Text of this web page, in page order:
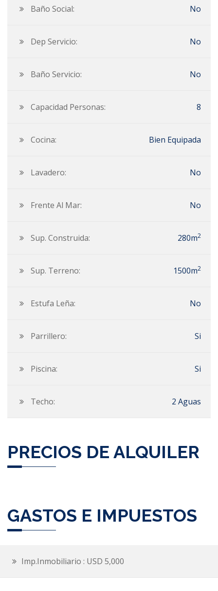
Baño Social: No
Dep Servicio: No
Baño Servicio: No
Capacidad Personas: 8
Cocina: Bien Equipada
Lavadero: No
Frente Al Mar: No
Sup. Construida: 280m2
Sup. Terreno: 1500m2
Estufa Leña: No
Parrillero: Si
Piscina: Si
Techo: 2 Aguas
PRECIOS DE ALQUILER
GASTOS E IMPUESTOS
Imp.Inmobiliario : USD 5,000